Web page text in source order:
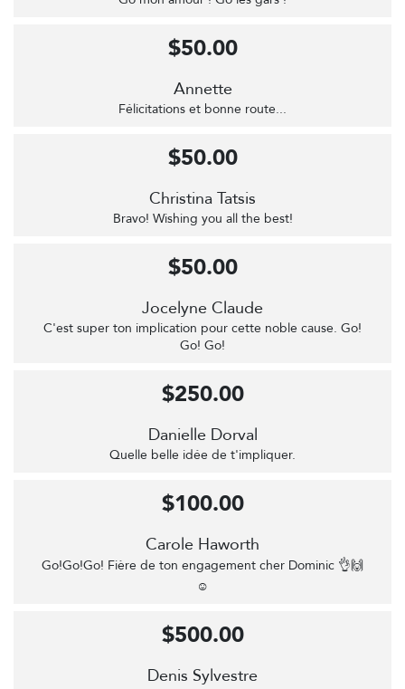
Annette
Félicitations et bonne route...
$50.00
Christina Tatsis
Bravo! Wishing you all the best!
$50.00
Jocelyne Claude
C'est super ton implication pour cette noble cause. Go!
Go! Go!
$50.00
Danielle Dorval
Quelle belle idée de t'impliquer.
$250.00
Carole Haworth
Go!Go!Go! Fière de ton engagement cher Dominic 👌🙌
☺️
$100.00
Denis Sylvestre
$500.00